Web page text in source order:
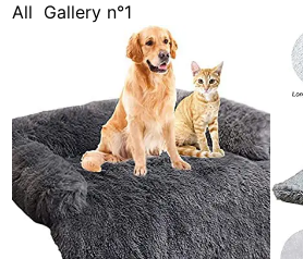
All Gallery n°1